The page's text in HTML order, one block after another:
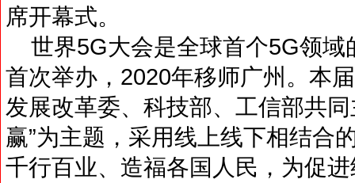
席开幕式。
世界5G大会是全球首个5G领域
首次举办，2020年移师广州。本
发展改革委、科技部、工信部共
赢”为主题，采用线上线下相结合
千行百业、造福各国人民，为促